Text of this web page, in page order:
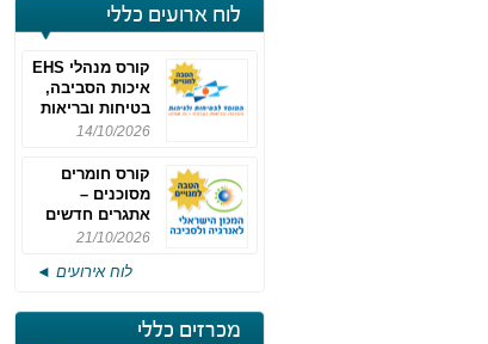
לוח ארועים כללי
קורס מנהלי EHS
איכות הסביבה,
בטיחות ובריאות
תעסוקתית
14/10/2026
קורס חומרים
מסוכנים –
אתגרים חדשים
והערכות לחוק
מחזור 4
21/10/2026
לוח אירועים ◄
מכרזים כללי